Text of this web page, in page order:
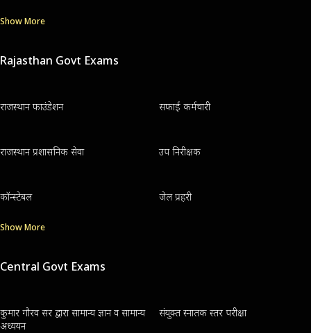
Show More
Rajasthan Govt Exams
राजस्थान फाउंडेशन सफाई कर्मचारी
राजस्थान प्रशासनिक सेवा उप निरीक्षक
कॉन्स्टेबल जेल प्रहरी
Show More
Central Govt Exams
कुमार गौरव सर द्वारा सामान्य ज्ञान व सामान्य
अध्ययन
संयुक्त स्नातक स्तर परीक्षा